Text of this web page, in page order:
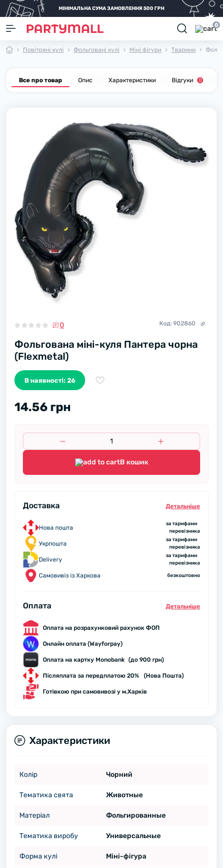
МІНІМАЛЬНА СУМА ЗАМОВЛЕННЯ 500 ГРН
0
Повітряні кулі Фольговані кулі Міні фігури Тварини
Все про товар Опис Характеристики Відгуки 0
0 Код: 902860
Фольгована міні-куля Пантера чорна
(Flexmetal)
В наявності: 26
14.56 грн
В кошик
Доставка Детальнiше
Нова пошта
за тарифами
перевізника
Укрпошта
за тарифами
перевізника
Delivery
за тарифами
перевізника
Самовивіз із Харкова безкоштовно
Оплата Детальнiше
Оплата на розрахунковий рахунок ФОП
Онлайн оплата (Wayforpay)
Оплата на картку Monobank (до 900 грн)
Післяплата за передплатою 20% (Нова Пошта)
Готівкою при самовивозі у м.Харків
Характеристики
Колір Чорний
Тематика свята Животные
Матеріал Фольгированные
Тематика виробу Универсальные
Форма кулі Міні-фігура